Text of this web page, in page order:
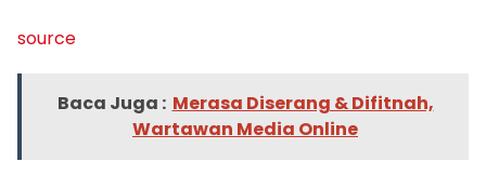
source
Baca Juga : Merasa Diserang & Difitnah,
Wartawan Media Online